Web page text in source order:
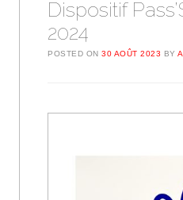
Dispositif
2024
POSTED ON30 AOÛT 2023 BY